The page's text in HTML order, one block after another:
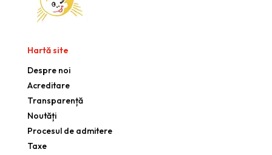
Hartă site
Despre noi
Acreditare
Transparență
Noutăți
Procesul de admitere
Taxe